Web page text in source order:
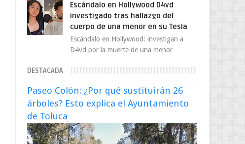
Escándalo en Hollywood D4vd
investigado tras hallazgo del
cuerpo de una menor en su Tesla
Escándalo en Hollywood: investigan a
D4vd por la muerte de una menor
David Anthony Burke, mejor cono...
DESTACADA
Paseo Colón: ¿Por qué sustituirán 26
árboles? Esto explica el Ayuntamiento
de Toluca